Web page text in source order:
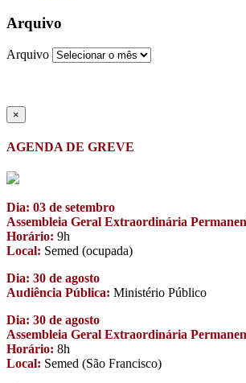
Arquivo
Arquivo
×
AGENDA DE GREVE
Dia: 03 de setembro
Assembleia Geral Extraordinária
Horário: 9h
Local: Semed (ocupada)
Dia: 30 de agosto
Audiência Pública: Ministério Público
Dia: 30 de agosto
Assembleia Geral Extraordinária
Horário: 8h
Local: Semed (São Francisco)